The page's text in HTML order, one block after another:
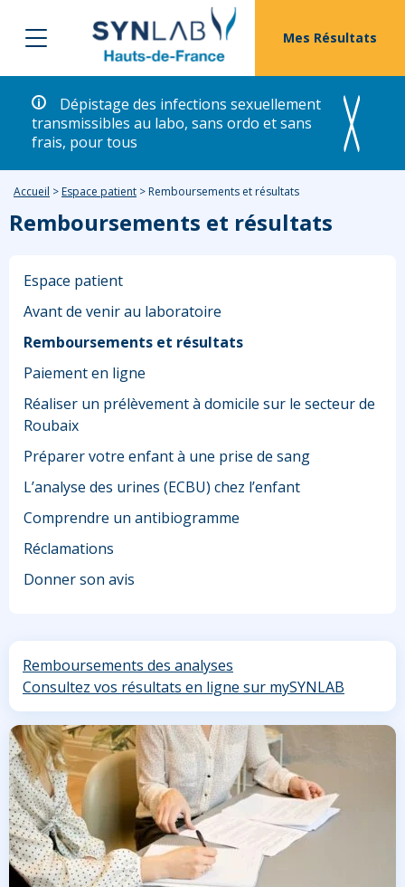
Mes Résultats
Dépistage des infections sexuellement
transmissibles au labo, sans ordo et sans
frais, pour tous
Accueil > Espace patient > Remboursements et résultats
Remboursements et résultats
Espace patient
Avant de venir au laboratoire
Remboursements et résultats
Paiement en ligne
Réaliser un prélèvement à domicile sur le secteur de
Roubaix
Préparer votre enfant à une prise de sang
L’analyse des urines (ECBU) chez l’enfant
Comprendre un antibiogramme
Réclamations
Donner son avis
Remboursements des analyses
Consultez vos résultats en ligne sur mySYNLAB